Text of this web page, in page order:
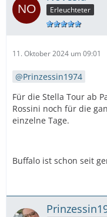
Erleuchteter
11. Oktober 2024 um 09:01
Prinzessin1974
Für die Stella Tour ab
Rossini noch für die
einzelne Tage.
Buffalo ist schon seit